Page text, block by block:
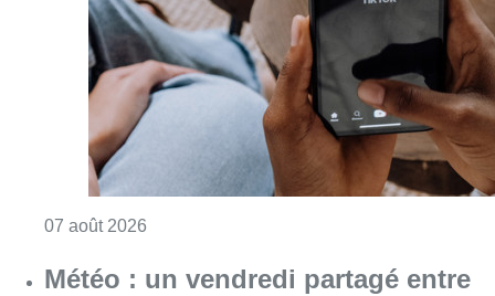
07 août 2026
Météo : un vendredi partagé entre